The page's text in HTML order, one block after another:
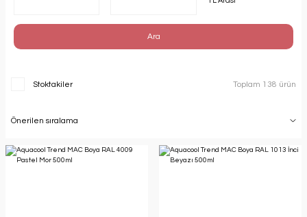
Ara
Stoktakiler Toplam 138 ürün